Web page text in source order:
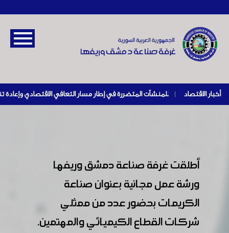
أخبار الاقتصاد |
أطلقت غرفة صناعة دمشق وريفها
ورشة عمل مجانية بعنوان صناعة
الكريمات بحضور عدد من ممثلي
شركات القطاع الكيميائي والمهتمين.